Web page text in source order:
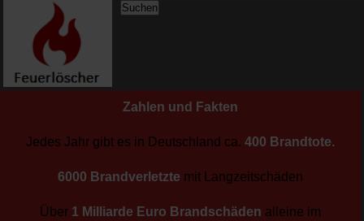
Suchen
Zahlen und Fakten
Jedes Jahr gibt es in Deutschland ca. 400 Brandtote.
6000 Brandverletzte mit Langzeitschäden
Über 1 Milliarde Euro Brandschäden alleine im